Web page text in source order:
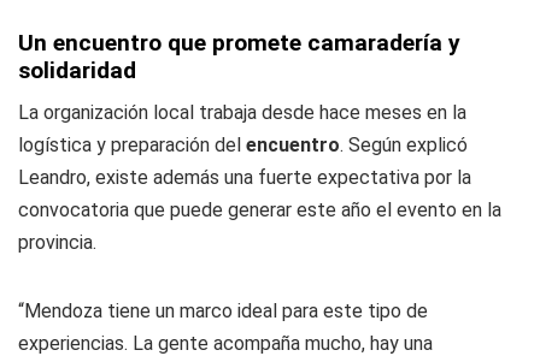
Un encuentro que promete camaradería y
solidaridad
La organización local trabaja desde hace meses en la
logística y preparación del encuentro. Según explicó
Leandro, existe además una fuerte expectativa por la
convocatoria que puede generar este año el evento en la
provincia.
“Mendoza tiene un marco ideal para este tipo de
experiencias. La gente acompaña mucho, hay una